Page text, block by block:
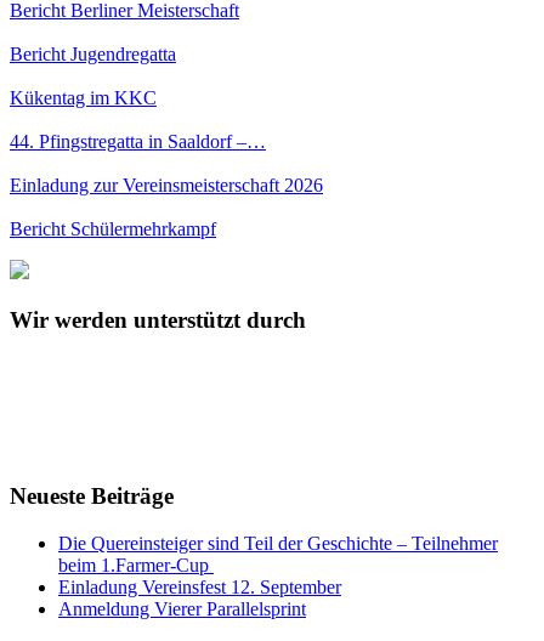
Bericht Berliner Meisterschaft
Bericht Jugendregatta
Kükentag im KKC
44. Pfingstregatta in Saaldorf –…
Einladung zur Vereinsmeisterschaft 2026
Bericht Schülermehrkampf
Wir werden unterstützt durch
Neueste Beiträge
Die Quereinsteiger sind Teil der Geschichte – Teilnehmer
beim 1.Farmer-Cup
Einladung Vereinsfest 12. September
Anmeldung Vierer Parallelsprint